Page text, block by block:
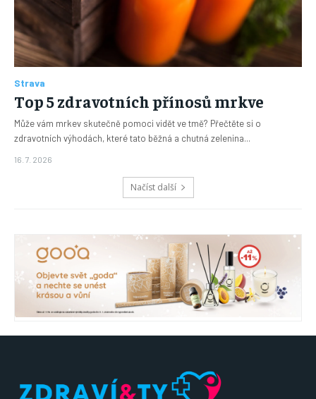
Strava
Top 5 zdravotních přínosů mrkve
Může vám mrkev skutečně pomoci vidět ve tmě? Přečtěte si o
zdravotních výhodách, které tato běžná a chutná zelenina...
16. 7. 2026
Načíst další